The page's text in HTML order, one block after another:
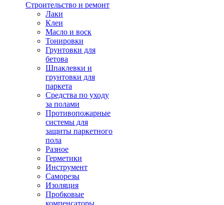
Строительство и ремонт
Лаки
Клеи
Масло и воск
Тонировки
Грунтовки для
бетова
Шпаклевки и
грунтовки для
паркета
Средства по уходу
за полами
Противопожарные
системы для
защиты паркетного
пола
Разное
Герметики
Инструмент
Саморезы
Изоляция
Пробковые